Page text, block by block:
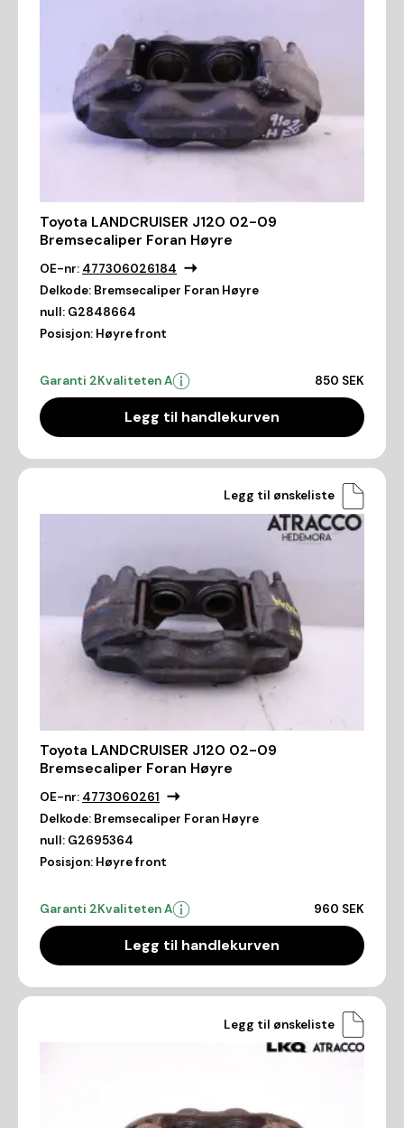
Toyota LANDCRUISER J120 02-09
Bremsecaliper Foran Høyre
OE-nr: 477306026184
Delkode: Bremsecaliper Foran Høyre
null: G2848664
Posisjon: Høyre front
Garanti 2Kvaliteten A 850 SEK
Legg til handlekurven
Legg til ønskeliste
Toyota LANDCRUISER J120 02-09
Bremsecaliper Foran Høyre
OE-nr: 4773060261
Delkode: Bremsecaliper Foran Høyre
null: G2695364
Posisjon: Høyre front
Garanti 2Kvaliteten A 960 SEK
Legg til handlekurven
Legg til ønskeliste